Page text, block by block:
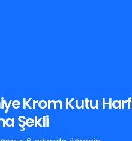
Krom Kutu Harf
Şekli